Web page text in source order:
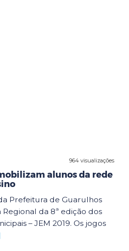
964 visualizações
alunos da rede
Prefeitura de Guarulhos
da 8ª edição dos
– JEM 2019. Os jogos